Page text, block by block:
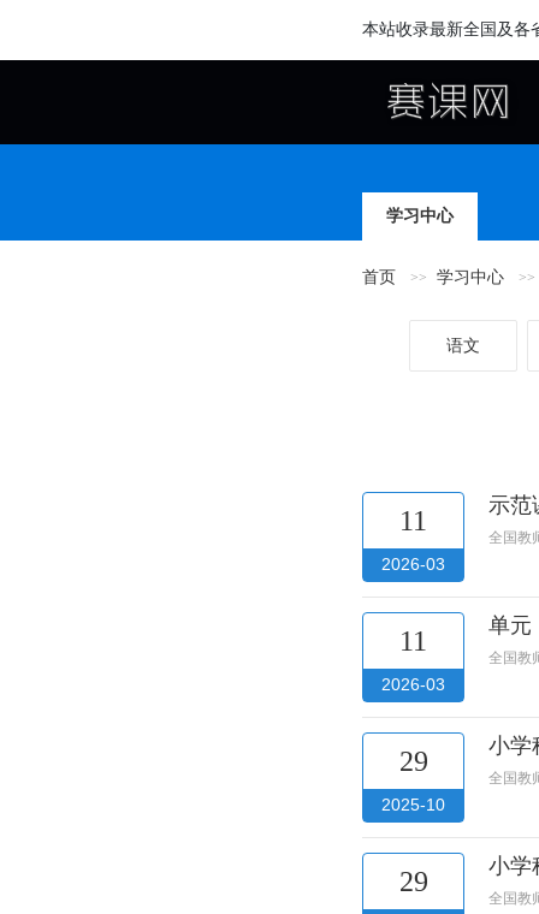
本站收录最新全国及各
学习中心
首页 学习中心
语文
11
2026-03
示范
全国教
11
2026-03
单元
全国教
29
2025-10
小学
全国教
29 小学
全国教